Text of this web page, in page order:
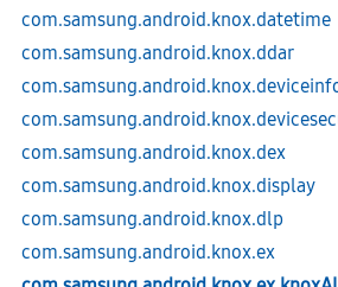
com.samsung.android.knox.datetime
com.samsung.android.knox.ddar
com.samsung.android.knox.dex
com.samsung.android.knox.display
com.samsung.android.knox.dlp
com.samsung.android.knox.ex